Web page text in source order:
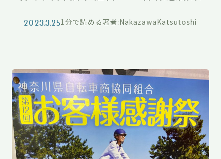
2023.3.251分で読める著者:NakazawaKatsutoshi